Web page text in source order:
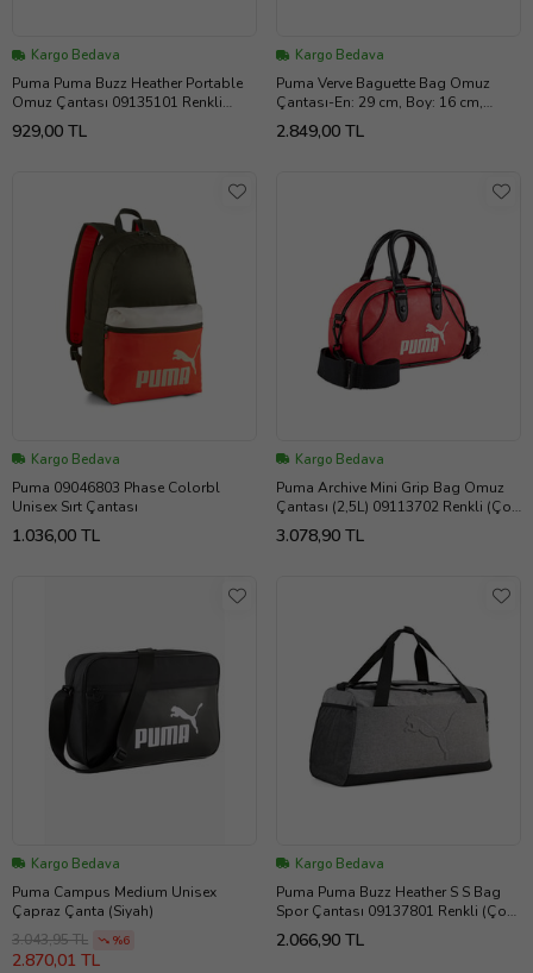
Kargo Bedava
Puma Puma Buzz Heather Portable
Omuz Çantası 09135101 Renkli
(Çok Renkli)
929,00 TL
Kargo Bedava
Puma Verve Baguette Bag Omuz
Çantası-En: 29 cm, Boy: 16 cm,
Derinlik: 5,5 cm 09188901 Siyah
2.849,00 TL
Kargo Bedava
Puma 09046803 Phase Colorbl
Unisex Sırt Çantası
1.036,00 TL
Kargo Bedava
Puma Archive Mini Grip Bag Omuz
Çantası (2,5L) 09113702 Renkli (Çok
Renkli)
3.078,90 TL
Kargo Bedava
Puma Campus Medium Unisex
Çapraz Çanta (Siyah)
3.043,95 TL
%6
2.870,01 TL
Kargo Bedava
Puma Puma Buzz Heather S S Bag
Spor Çantası 09137801 Renkli (Çok
Renkli)
2.066,90 TL